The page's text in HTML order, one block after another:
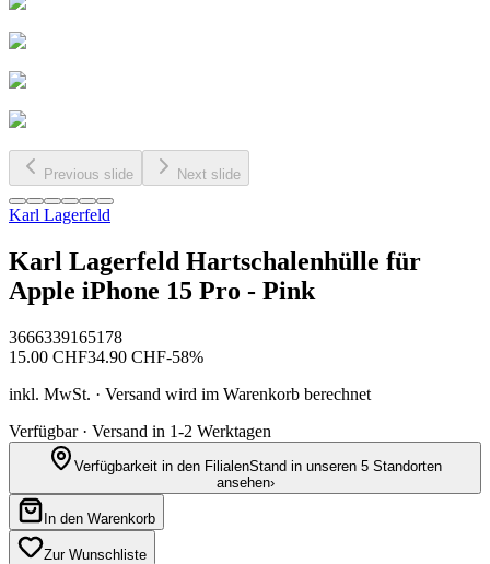
Previous slide Next slide
Karl Lagerfeld
Karl Lagerfeld Hartschalenhülle für
Apple iPhone 15 Pro - Pink
3666339165178
15.00 CHF34.90 CHF-58%
inkl. MwSt. · Versand wird im Warenkorb berechnet
Verfügbar · Versand in 1-2 Werktagen
Verfügbarkeit in den FilialenStand in unseren 5 Standorten
ansehen›
In den Warenkorb
Zur Wunschliste